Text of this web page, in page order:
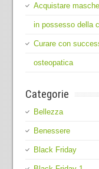
Acquistare
in possesso della
Curare con
osteopatica
Categorie
Bellezza
Benessere
Black Friday